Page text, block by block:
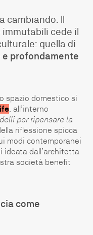
cambiando. Il
cede il
quella di
profondamente
spazio domestico si
, all’interno
per ripensare la
riflessione spicca
modi contemporanei
ideata dall’architetta
società benefit
come